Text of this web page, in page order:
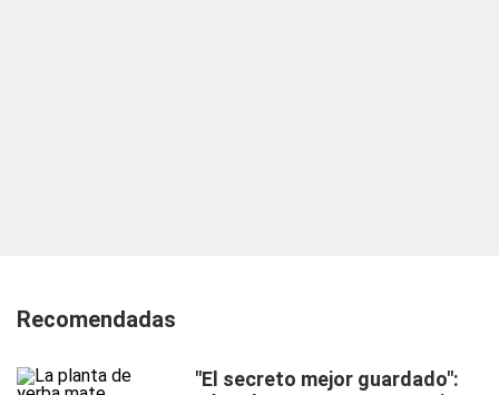
Recomendadas
"El secreto mejor guardado":